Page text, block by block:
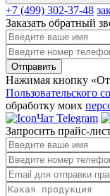
+7 (499) 302-37-48
Заказать обратный
Отправить
Нажимая кнопку
Пользовательского
обработку моих
Чат Telegram
Запросить прайс-